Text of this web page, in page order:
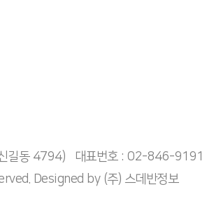
길동 4794)
대표번호 : 02-846-9191
Designed by (주) 스데반정보